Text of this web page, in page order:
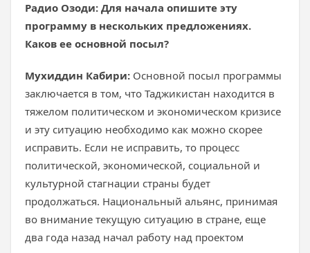
Радио Озоди: Для начала опишите эту
программу в нескольких предложениях.
Каков ее основной посыл?
Мухиддин Кабири: Основной посыл программы
заключается в том, что Таджикистан находится в
тяжелом политическом и экономическом кризисе
и эту ситуацию необходимо как можно скорее
исправить. Если не исправить, то процесс
политической, экономической, социальной и
культурной стагнации страны будет
продолжаться. Национальный альянс, принимая
во внимание текущую ситуацию в стране, еще
два года назад начал работу над проектом